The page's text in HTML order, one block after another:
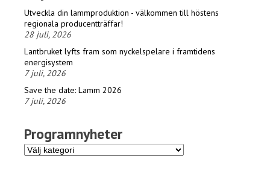
Utveckla din lammproduktion - välkommen till höstens
regionala producentträffar!
28 juli, 2026
Lantbruket lyfts fram som nyckelspelare i framtidens
energisystem
7 juli, 2026
Save the date: Lamm 2026
7 juli, 2026
Programnyheter
Programnyheter